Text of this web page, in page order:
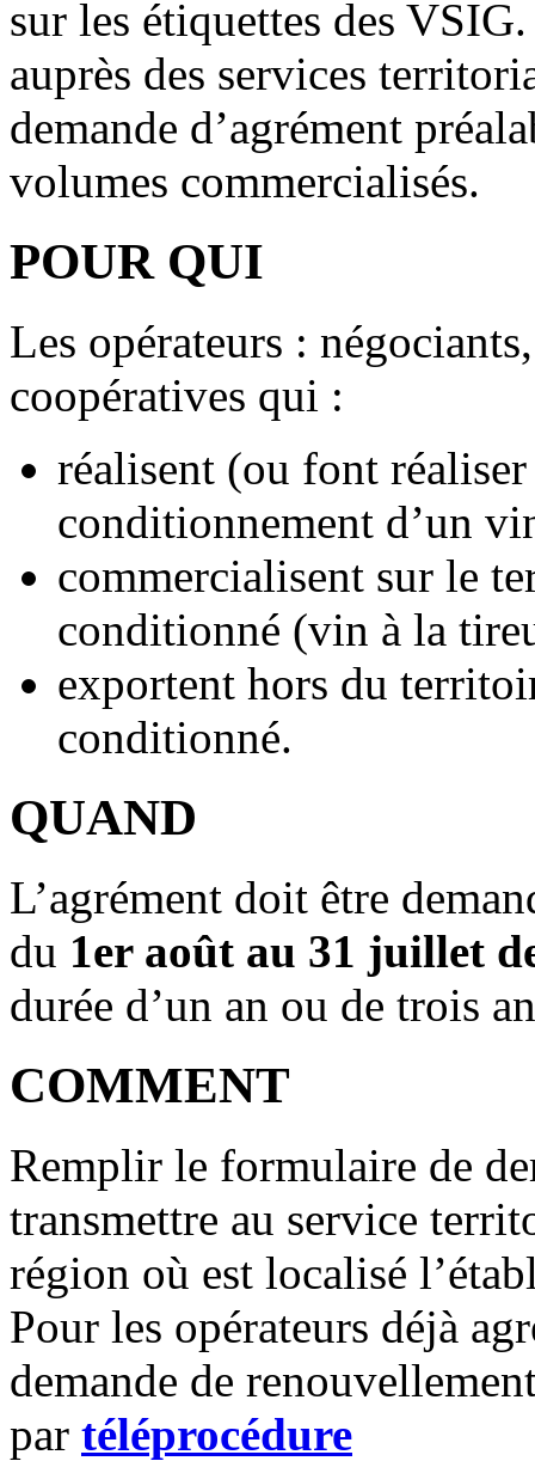
sur les étiquettes des
auprès des services
demande d’agrément
volumes commercialisés.
POUR QUI
Les opérateurs :
coopératives qui :
réalisent (ou font
conditionnement d’un
commercialisent sur le
conditionné (vin à la
exportent hors du
conditionné.
QUAND
L’agrément doit être
du 1er août au 31 juillet
durée d’un an ou de trois
COMMENT
Remplir le formulaire de
transmettre au service
région où est localisé
Pour les opérateurs déjà
demande de
par téléprocédure